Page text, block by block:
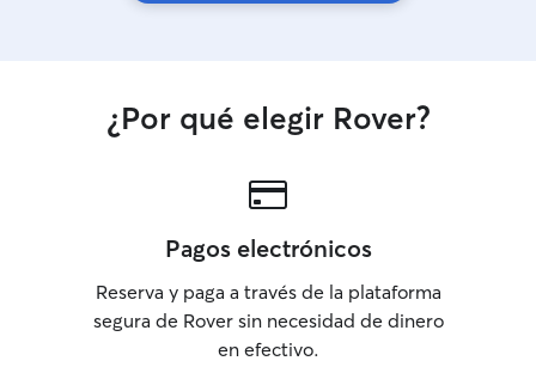
¿Por qué elegir Rover?
Pagos electrónicos
Reserva y paga a través de la plataforma
segura de Rover sin necesidad de dinero
en efectivo.